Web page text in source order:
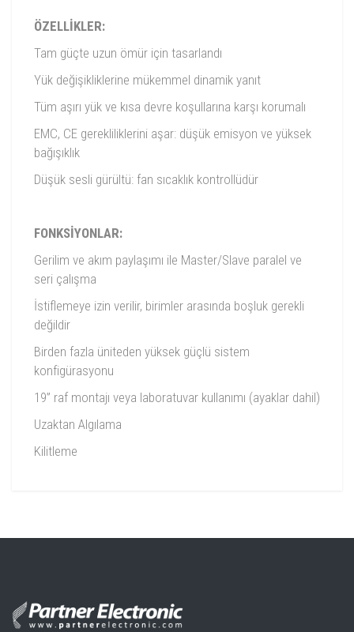
ÖZELLİKLER:
Tam güçte uzun ömür için tasarlandı
Yük değişikliklerine mükemmel dinamik yanıt
Tüm aşırı yük ve kısa devre koşullarına karşı korumalı
EMC, CE gerekliliklerini aşar: düşük emisyon ve yüksek
bağışıklık
Düşük sesli gürültü: fan sıcaklık kontrollüdür
FONKSİYONLAR:
Gerilim ve akım paylaşımı ile Master/Slave paralel ve
seri çalışma
İstiflemeye izin verilir, birimler arasında boşluk gerekli
değildir
Birden fazla üniteden yüksek güçlü sistem
konfigürasyonu
19” raf montajı veya laboratuvar kullanımı (ayaklar dahil)
Uzaktan Algılama
Kilitleme